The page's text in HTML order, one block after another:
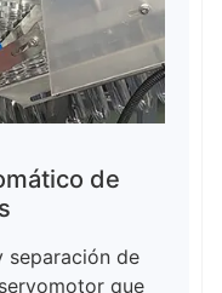
de
separación de
que